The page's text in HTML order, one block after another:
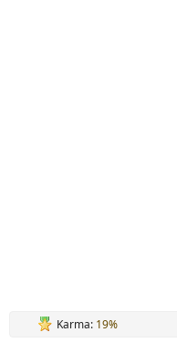
Karma: 19%